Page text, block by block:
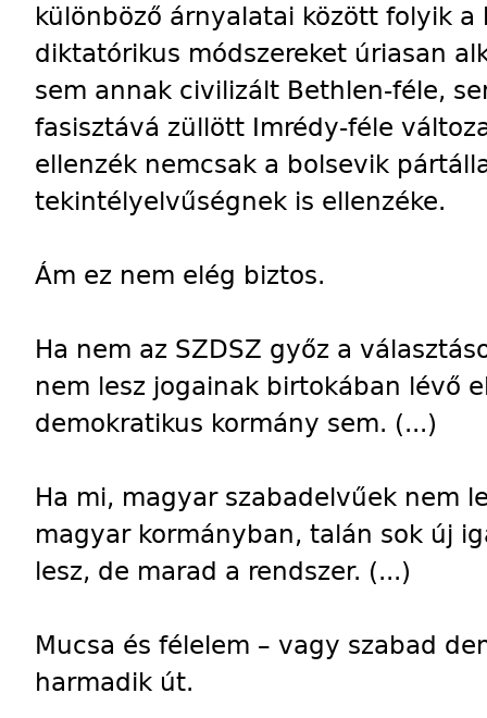
különböző árnyalatai között folyik a
diktatórikus módszereket úriasan
sem annak civilizált Bethlen-féle,
fasisztává züllött Imrédy-féle
ellenzék nemcsak a bolsevik
tekintélyelvűségnek is ellenzéke.
Ám ez nem elég biztos.
Ha nem az SZDSZ győz a
nem lesz jogainak birtokában lévő
demokratikus kormány sem. (...)
Ha mi, magyar szabadelvűek nem
magyar kormányban, talán sok új
lesz, de marad a rendszer. (...)
Mucsa és félelem – vagy szabad
harmadik út.